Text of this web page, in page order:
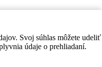
Svoj súhlas môžete udeliť
údaje o prehliadaní.